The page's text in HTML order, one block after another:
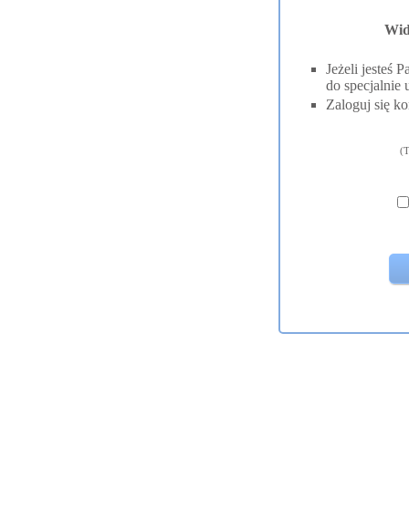
Jeżeli jesteś
do specjalnie
Zaloguj się